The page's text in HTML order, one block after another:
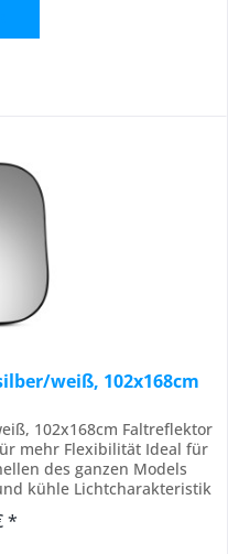
weiß, 102x168cm
102x168cm Faltreflektor
mehr Flexibilität Ideal für
des ganzen Models
kühle Lichtcharakteristik
extra-starkem Federring,
*